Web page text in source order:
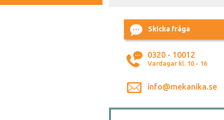
Skicka fråga
0320 - 10012
Vardagar kl. 10 - 16
info@mekanika.se